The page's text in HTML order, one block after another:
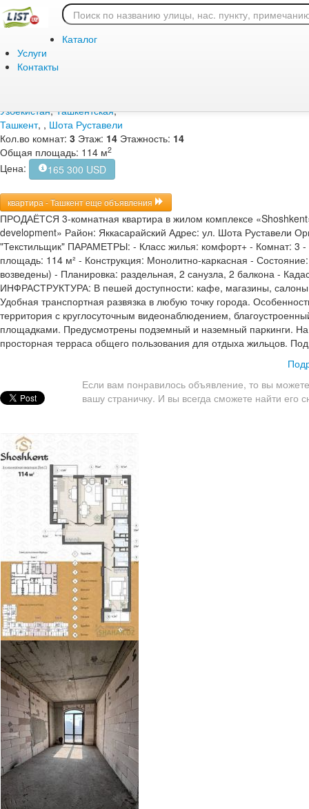
Каталог
Услуги
Контакты
Главная Продажа/Жилая/квартира
Продажа / Жилая /
Ташкент, , Шота
Узбекистан,Ташкентская,
Ташкент, , Шота Руставели
Кол.во комнат: 3 Этаж: 14 Этажность: 14
Общая площадь: 114 м2
Цена: 165 300 USD
квартира - Ташкент еще объявления
ПРОДАЁТСЯ 3-комнатная квартира в жилом комплексе
development» ​Район: Яккасарайский ​ Адрес: ул. Шота Руставели
"Текстильщик" ​ ПАРАМЕТРЫ: ​- Класс жилья: комфорт+ ​- Комнат: 3
площадь: 114 м² ​- Конструкция: Монолитно-каркасная ​ -
возведены) ​ - Планировка: раздельная, 2 санузла, 2 балкона ​ -
ИНФРАСТРУКТУРА: ​В пешей доступности: кафе, магазины, салоны,
Удобная транспортная развязка в любую точку города.
территория с круглосуточным видеонаблюдением,
площадками. Предусмотрены подземный и наземный паркинги.
просторная терраса общего пользования для отдыха жильцов.
Если вам понравилось объявление, то вы
вашу страничку. И вы всегда сможете найти его